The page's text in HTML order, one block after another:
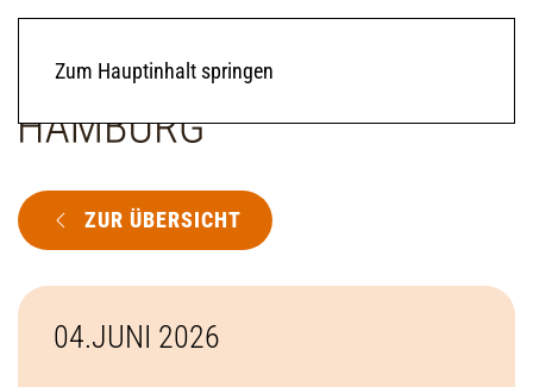
Zum Hauptinhalt springen
ZUR ÜBERSICHT
04.JUNI 2026